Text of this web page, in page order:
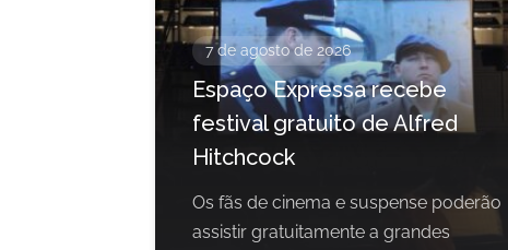
7 de agosto de 2026
Espaço Expressa recebe
festival gratuito de Alfred
Hitchcock
Os fãs de cinema e suspense poderão
assistir gratuitamente a grandes